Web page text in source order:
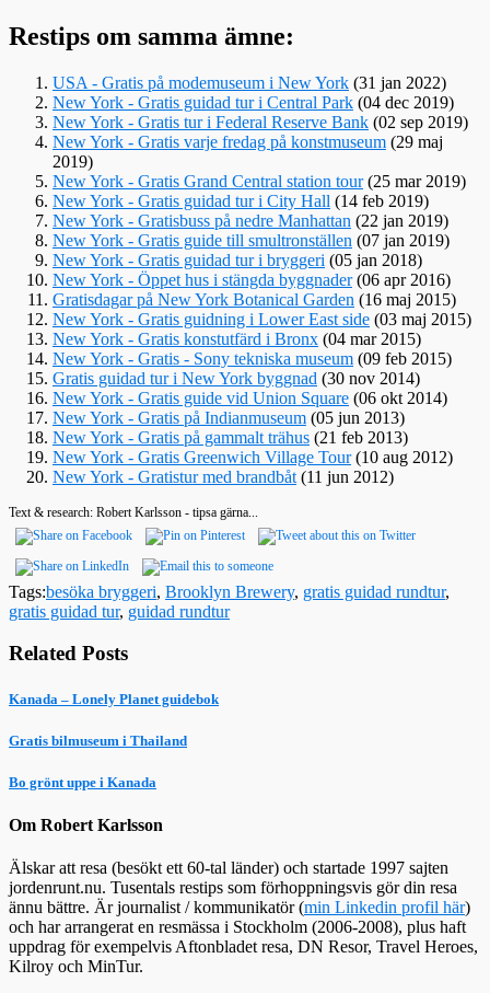
Restips om samma ämne:
USA - Gratis på modemuseum i New York (31 jan 2022)
New York - Gratis guidad tur i Central Park (04 dec 2019)
New York - Gratis tur i Federal Reserve Bank (02 sep 2019)
New York - Gratis varje fredag på konstmuseum (29 maj
2019)
New York - Gratis Grand Central station tour(25 mar 2019)
New York - Gratis guidad tur i City Hall (14 feb 2019)
New York - Gratisbuss på nedre Manhattan (22 jan 2019)
New York - Gratis guide till smultronställen (07 jan 2019)
New York - Gratis guidad tur i bryggeri (05 jan 2018)
New York - Öppet hus i stängda byggnader(06 apr 2016)
Gratisdagar på New York Botanical Garden (16 maj 2015)
New York - Gratis guidning i Lower East side (03 maj 2015)
New York - Gratis konstutfärd i Bronx (04 mar 2015)
New York - Gratis - Sony tekniska museum (09 feb 2015)
Gratis guidad tur i New York byggnad (30 nov 2014)
New York - Gratis guide vid Union Square (06 okt 2014)
New York - Gratis på Indianmuseum (05 jun 2013)
New York - Gratis på gammalt trähus (21 feb 2013)
New York - Gratis Greenwich Village Tour(10 aug 2012)
New York - Gratistur med brandbåt (11 jun 2012)
Text & research: Robert Karlsson - tipsa gärna...
Tags:besöka bryggeri, Brooklyn Brewery, gratis guidad rundtur,
gratis guidad tur, guidad rundtur
Related Posts
Kanada – Lonely Planet guidebok
Gratis bilmuseum i Thailand
Bo grönt uppe i Kanada
Om Robert Karlsson
Älskar att resa (besökt ett 60-tal länder) och startade 1997 sajten
jordenrunt.nu. Tusentals restips som förhoppningsvis gör din resa
ännu bättre. Är journalist / kommunikatör (min Linkedin profil här)
och har arrangerat en resmässa i Stockholm (2006-2008), plus haft
uppdrag för exempelvis Aftonbladet resa, DN Resor, Travel Heroes,
Kilroy och MinTur.